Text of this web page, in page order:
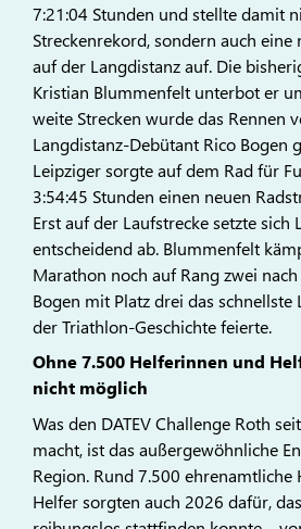
7:21:04 Stunden und stellte damit
Streckenrekord, sondern auch eine
auf der Langdistanz auf. Die
Kristian Blummenfelt unterbot er
weite Strecken wurde das Rennen
Langdistanz-Debütant Rico Bogen
Leipziger sorgte auf dem Rad für
3:54:45 Stunden einen neuen
Erst auf der Laufstrecke setzte sich
entscheidend ab. Blummenfelt
Marathon noch auf Rang zwei
Bogen mit Platz drei das
der Triathlon-Geschichte feierte.
Ohne 7.500 Helferinnen und
nicht möglich
Was den DATEV Challenge Roth
macht, ist das außergewöhnliche
Region. Rund 7.500
Helfer sorgten auch 2026 dafür,